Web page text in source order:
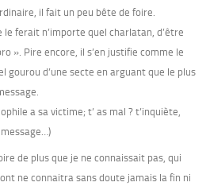
il fait un peu bête de foire.
le ferait n’importe quel charlatan, d’être
». Pire encore, il s’en justifie comme le
gourou d’une secte en arguant que le plus
a sa victime; t’ as mal ? t’inquiète,
de plus que je ne connaissait pas, qui
ne connaitra sans doute jamais la fin ni